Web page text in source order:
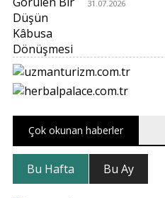
31.07.2026
Çok okunan haberler
Bu Hafta Bu Ay